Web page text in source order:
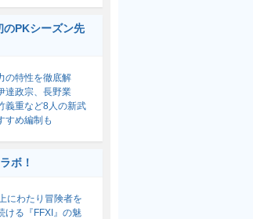
のPKシーズン先
の特性を徹底解
政宗、長野業
義重など8人の新武
すめ編制も
ボ！
にわたり冒険者を
ける『FFXI』の魅